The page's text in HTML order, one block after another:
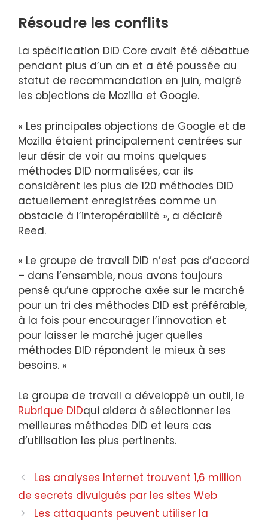
Résoudre les conflits
La spécification DID Core avait été débattue
pendant plus d’un an et a été poussée au
statut de recommandation en juin, malgré
les objections de Mozilla et Google.
« Les principales objections de Google et de
Mozilla étaient principalement centrées sur
leur désir de voir au moins quelques
méthodes DID normalisées, car ils
considèrent les plus de 120 méthodes DID
actuellement enregistrées comme un
obstacle à l’interopérabilité », a déclaré
Reed.
« Le groupe de travail DID n’est pas d’accord
– dans l’ensemble, nous avons toujours
pensé qu’une approche axée sur le marché
pour un tri des méthodes DID est préférable,
à la fois pour encourager l’innovation et
pour laisser le marché juger quelles
méthodes DID répondent le mieux à ses
besoins. »
Le groupe de travail a développé un outil, le
Rubrique DIDqui aidera à sélectionner les
meilleures méthodes DID et leurs cas
d’utilisation les plus pertinents.
Navigation
des
Les analyses Internet trouvent 1,6 million
de secrets divulgués par les sites Web
Les attaquants peuvent utiliser la